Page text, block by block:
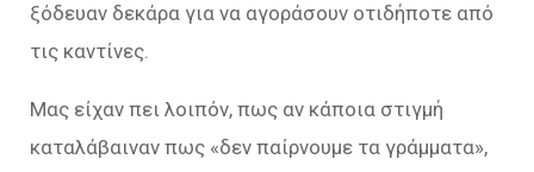
ξόδευαν δεκάρα για να αγοράσουν οτιδήποτε από
τις καντίνες.
Μας είχαν πει λοιπόν, πως αν κάποια στιγμή
καταλάβαιναν πως «δεν παίρνουμε τα γράμματα»,